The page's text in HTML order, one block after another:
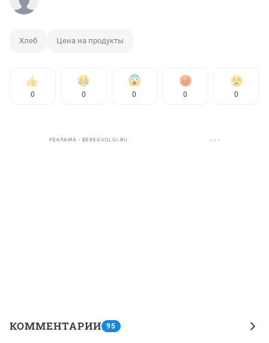
Хлеб Цена на продукты
0 0 0 0 0
РЕКЛАМА • BEREGVOLGI.RU
КОММЕНТАРИИ 95